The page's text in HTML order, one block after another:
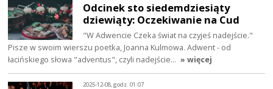
Odcinek sto siedemdziesiąty
dziewiąty: Oczekiwanie na Cud
"W Adwencie Czeka świat na czyjeś nadejście."
Pisze w swoim wierszu poetka, Joanna Kulmowa. Adwent - od
łacińskiego słowa "adventus", czyli nadejście… » więcej
2025-12-08, godz. 01:07